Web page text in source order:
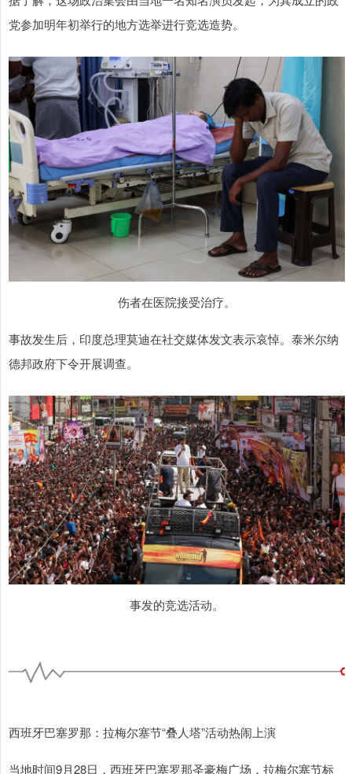
党参加明年初举行的地方选举进行竞选造势。
伤者在医院接受治疗。
事故发生后，印度总理莫迪在社交媒体发文表示哀悼。泰米尔纳
德邦政府下令开展调查。
事发的竞选活动。
西班牙巴塞罗那：拉梅尔塞节“叠人塔”活动热闹上演
当地时间9月28日，西班牙巴塞罗那圣豪梅广场，拉梅尔塞节标